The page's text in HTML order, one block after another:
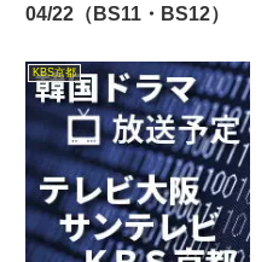
04/22（BS11・BS12）
KBS京都